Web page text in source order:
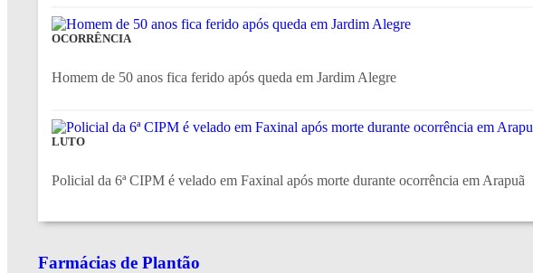
OCORRÊNCIA
Homem de 50 anos fica ferido após queda em Jardim Alegre
LUTO
Policial da 6ª CIPM é velado em Faxinal após morte durante ocorrência em Arapuã
Farmácias de Plantão